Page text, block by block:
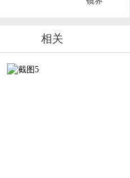
相关